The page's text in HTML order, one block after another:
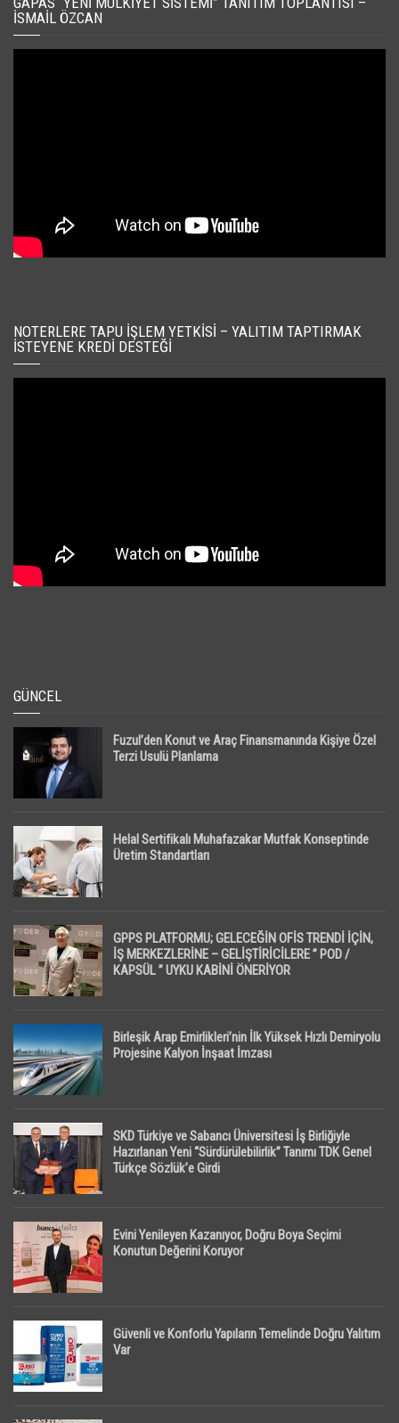
İSMAIL ÖZCAN
NOTERLERE TAPU İŞLEM YETKISI – YALITIM TAPTIRMAK
İSTEYENE KREDI DESTEĞI
GÜNCEL
Fuzul’den Konut ve Araç Finansmanında Kişiye Özel
Terzi Usulü Planlama
Helal Sertifikalı Muhafazakar Mutfak Konseptinde
Üretim Standartları
GPPS PLATFORMU; GELECEĞİN OFİS TRENDİ İÇİN,
İŞ MERKEZLERİNE – GELİŞTİRİCİLERE ” POD /
KAPSÜL ” UYKU KABİNİ ÖNERİYOR
Birleşik Arap Emirlikleri’nin İlk Yüksek Hızlı Demiryolu
Projesine Kalyon İnşaat İmzası
SKD Türkiye ve Sabancı Üniversitesi İş Birliğiyle
Hazırlanan Yeni “Sürdürülebilirlik” Tanımı TDK Genel
Türkçe Sözlük’e Girdi
Evini Yenileyen Kazanıyor, Doğru Boya Seçimi
Konutun Değerini Koruyor
Güvenli ve Konforlu Yapıların Temelinde Doğru Yalıtım
Var